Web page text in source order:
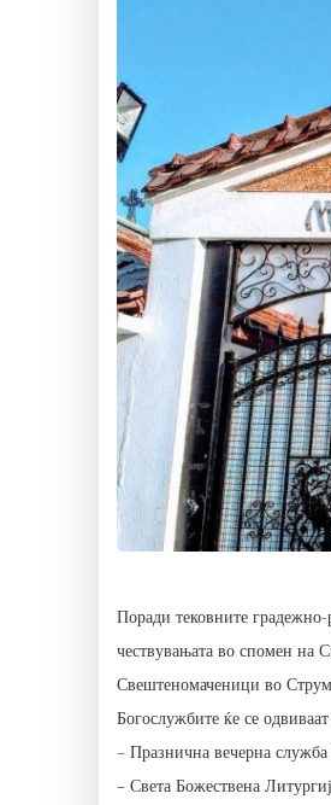
Поради тековните
чествувањата во спомен на
Свештеномаченици во
Богослужбите ќе се
– Празнична вечерна
– Света Божествена